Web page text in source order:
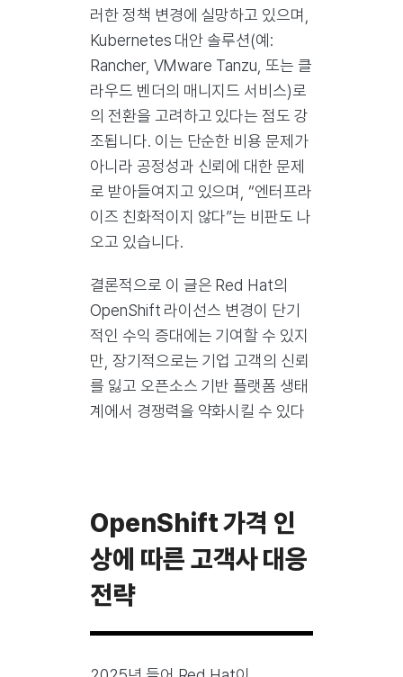
러한 정책 변경에 실망하고 있으며,
Kubernetes 대안 솔루션(예:
Rancher, VMware Tanzu, 또는 클
라우드 벤더의 매니지드 서비스)로
의 전환을 고려하고 있다는 점도 강
조됩니다. 이는 단순한 비용 문제가
아니라 공정성과 신뢰에 대한 문제
로 받아들여지고 있으며, “엔터프라
이즈 친화적이지 않다”는 비판도 나
오고 있습니다.
결론적으로 이 글은 Red Hat의
OpenShift 라이선스 변경이 단기
적인 수익 증대에는 기여할 수 있지
만, 장기적으로는 기업 고객의 신뢰
를 잃고 오픈소스 기반 플랫폼 생태
계에서 경쟁력을 약화시킬 수 있다
OpenShift 가격 인
상에 따른 고객사 대응
전략